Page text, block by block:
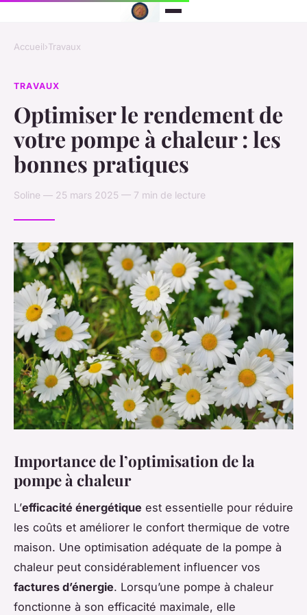
Accueil›Travaux
TRAVAUX
Optimiser le rendement de
votre pompe à chaleur : les
bonnes pratiques
Soline — 25 mars 2025 — 7 min de lecture
Importance de l’optimisation de la
pompe à chaleur
L’efficacité énergétique est essentielle pour réduire
les coûts et améliorer le confort thermique de votre
maison. Une optimisation adéquate de la pompe à
chaleur peut considérablement influencer vos
factures d’énergie. Lorsqu’une pompe à chaleur
fonctionne à son efficacité maximale, elle